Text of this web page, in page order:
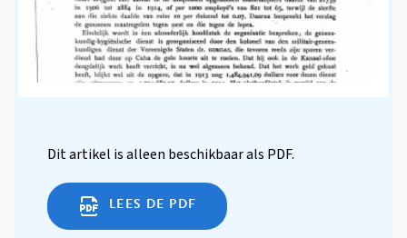
Dit artikel is alleen beschikbaar als PDF.
LEES DE PDF